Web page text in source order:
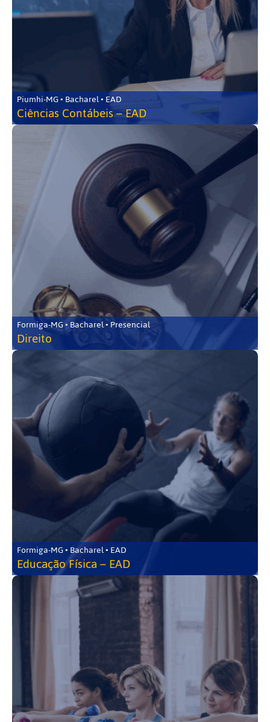
Piumhi-MG • Bacharel • EAD
Ciências Contábeis – EAD
Formiga-MG • Bacharel • Presencial
Direito
Formiga-MG • Bacharel • EAD
Educação Física – EAD